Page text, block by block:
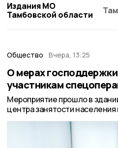
Издания МО
Тамбовской области
Общество Вчера, 13:25
О мерах
участникам
Мероприятие прошло в
центра занятости населения